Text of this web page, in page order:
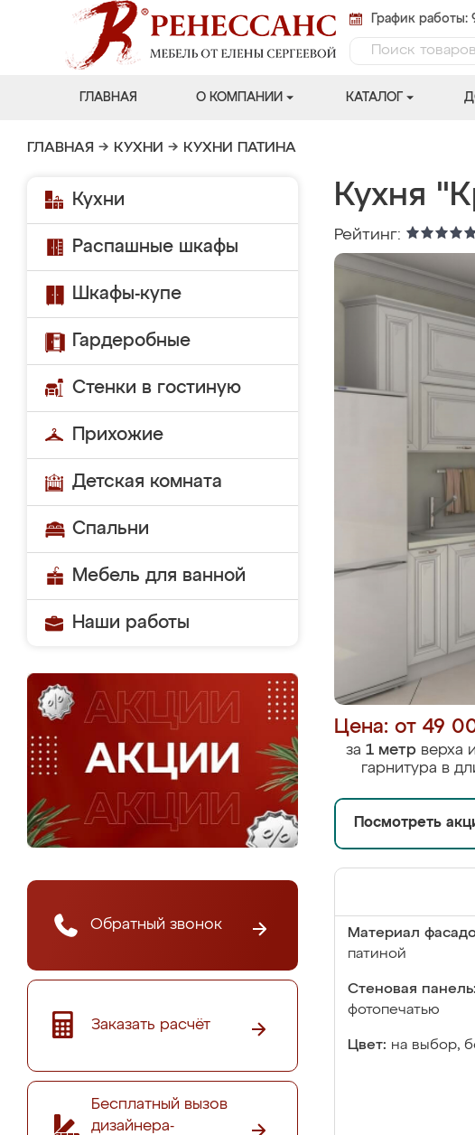
График работы:
ГЛАВНАЯ О КОМПАНИИ КАТАЛОГ
ГЛАВНАЯ → КУХНИ → КУХНИ ПАТИНА
Кухни
Распашные шкафы
Шкафы-купе
Гардеробные
Стенки в гостиную
Прихожие
Детская комната
Спальни
Мебель для ванной
Наши работы
Обратный звонок
Заказать расчёт
Бесплатный вызов
дизайнера-
Кухня
Рейтинг:
Цена: от 49
за 1 метрверха
гарнитура в
Посмотреть
Материал
патиной
Стеновая панель:
фотопечатью
Цвет: на выбор,